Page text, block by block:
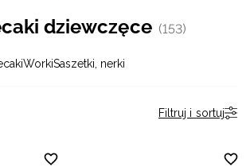
dziewczęce (153)
WorkiSaszetki, nerki
Filtruj i sortuj
Niemiecki / EUR
Rumuński / RON